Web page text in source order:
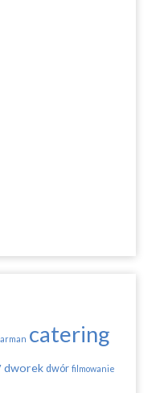
catering
dworek dwór filmowanie